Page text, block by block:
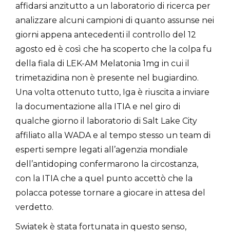
affidarsi anzitutto a un laboratorio di ricerca per
analizzare alcuni campioni di quanto assunse nei
giorni appena antecedenti il controllo del 12
agosto ed è così che ha scoperto che la colpa fu
della fiala di LEK-AM Melatonia 1mg in cui il
trimetazidina non è presente nel bugiardino.
Una volta ottenuto tutto, Iga è riuscita a inviare
la documentazione alla ITIA e nel giro di
qualche giorno il laboratorio di Salt Lake City
affiliato alla WADA e al tempo stesso un team di
esperti sempre legati all’agenzia mondiale
dell’antidoping confermarono la circostanza,
con la ITIA che a quel punto accettò che la
polacca potesse tornare a giocare in attesa del
verdetto.
Swiatek è stata fortunata in questo senso,